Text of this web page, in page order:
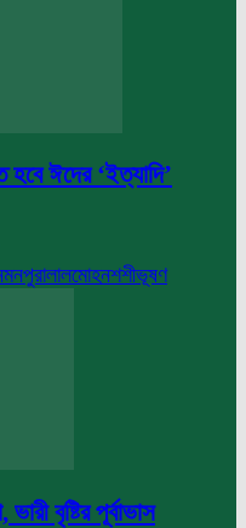
ঈদের ‘ইত্যাদি’
মনপুরালালমোহনশশীভূষণ
বৃষ্টির পূর্বাভাস